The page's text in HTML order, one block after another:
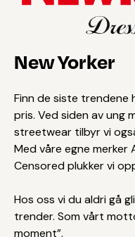
New Yorker
Finn de siste trendene
pris. Ved siden av ung
streetwear tilbyr vi
Med våre egne merker
Censored plukker vi
Hos oss vi du aldri gå
trender. Som vårt
moment”.